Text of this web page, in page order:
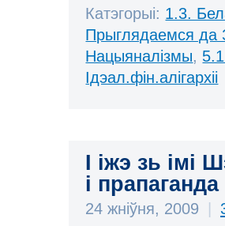
Катэгорыі: 1.3.
Прыглядаемся да
Нацыяналізмы,
Ідэал.фін.алігархіі
І іжэ зь імі
і
24 жніўня, 2009 |